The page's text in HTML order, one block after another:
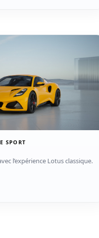
SPORT
l’expérience Lotus classique.